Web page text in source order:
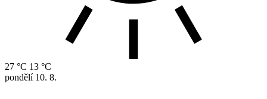
27 °C 13 °C
pondělí 10. 8.